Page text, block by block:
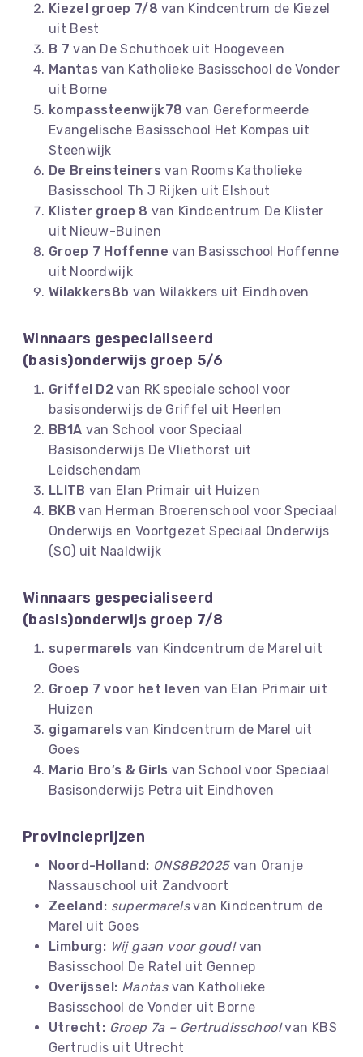
Kiezel groep 7/8van Kindcentrum de Kiezel
uit Best
B 7van De Schuthoek uit Hoogeveen
Mantasvan Katholieke Basisschool de Vonder
uit Borne
kompassteenwijk78van Gereformeerde
Evangelische Basisschool Het Kompas uit
Steenwijk
De Breinsteiners van Rooms Katholieke
Basisschool Th J Rijken uit Elshout
Klister groep 8 van Kindcentrum De Klister
uit Nieuw-Buinen
Groep 7 Hoffennevan Basisschool Hoffenne
uit Noordwijk
Wilakkers8b van Wilakkers uit Eindhoven
Winnaars gespecialiseerd
(basis)onderwijs groep 5/6
Griffel D2van RK speciale school voor
basisonderwijs de Griffel uit Heerlen
BB1A van School voor Speciaal
Basisonderwijs De Vliethorst uit
Leidschendam
LLITB van Elan Primair uit Huizen
BKBvan Herman Broerenschool voor Speciaal
Onderwijs en Voortgezet Speciaal Onderwijs
(SO) uit Naaldwijk
Winnaars gespecialiseerd
(basis)onderwijs groep 7/8
supermarels van Kindcentrum de Marel uit
Goes
Groep 7 voor het leven van Elan Primair uit
Huizen
gigamarelsvan Kindcentrum de Marel uit
Goes
Mario Bro’s & Girls van School voor Speciaal
Basisonderwijs Petra uit Eindhoven
Provincieprijzen
Noord-Holland: ONS8B2025van Oranje
Nassauschool uit Zandvoort
Zeeland: supermarelsvan Kindcentrum de
Marel uit Goes
Limburg: Wij gaan voor goud!van
Basisschool De Ratel uit Gennep
Overijssel: Mantas van Katholieke
Basisschool de Vonder uit Borne
Utrecht: Groep 7a – Gertrudisschoolvan KBS
Gertrudis uit Utrecht